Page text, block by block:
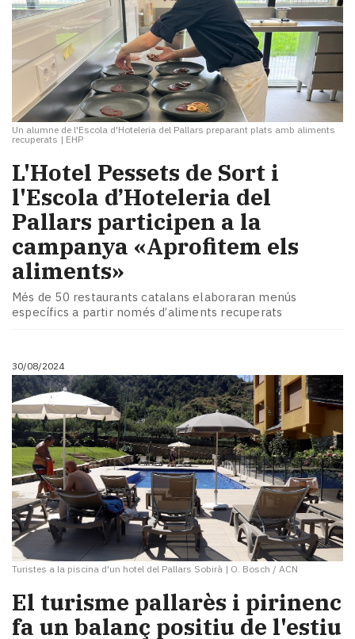
Un alumne de l'Escola d'Hoteleria del Pallars preparant plats amb aliments
recuperats | EHP
L'Hotel Pessets de Sort i
l'Escola d’Hoteleria del
Pallars participen a la
campanya «Aprofitem els
aliments»
Més de 50 restaurants catalans elaboraran menús
específics a partir només d’aliments recuperats
30/08/2024
Turistes a la piscina d'un hotel del Pallars Sobirà | O. Bosch / ACN
El turisme pallarès i pirinenc
fa un balanç positiu de l'estiu